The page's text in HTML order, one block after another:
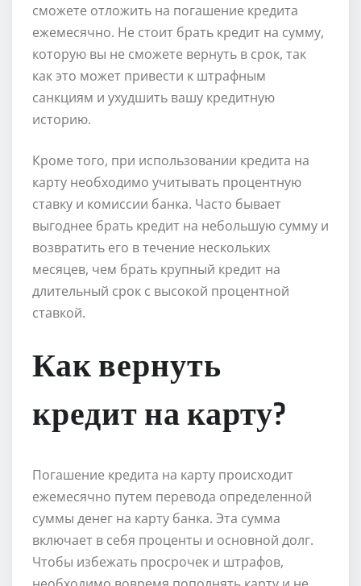
сможете отложить на погашение кредита
ежемесячно. Не стоит брать кредит на сумму,
которую вы не сможете вернуть в срок, так
как это может привести к штрафным
санкциям и ухудшить вашу кредитную
историю.
Кроме того, при использовании кредита на
карту необходимо учитывать процентную
ставку и комиссии банка. Часто бывает
выгоднее брать кредит на небольшую сумму и
возвратить его в течение нескольких
месяцев, чем брать крупный кредит на
длительный срок с высокой процентной
ставкой.
Как вернуть
кредит на карту?
Погашение кредита на карту происходит
ежемесячно путем перевода определенной
суммы денег на карту банка. Эта сумма
включает в себя проценты и основной долг.
Чтобы избежать просрочек и штрафов,